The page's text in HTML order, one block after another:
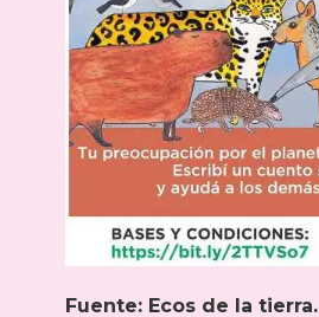
Fuente: Ecos de la tierra.